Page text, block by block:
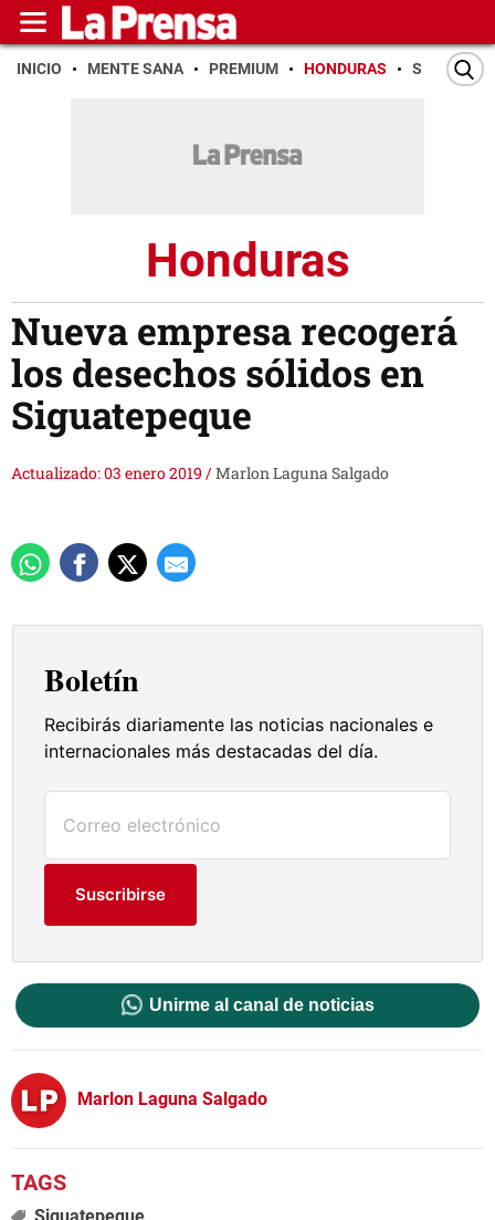
INICIO MENTE SANA PREMIUM HONDURAS SAN PEDRO
Honduras
Nueva empresa recogerá
los desechos sólidos en
Siguatepeque
Actualizado: 03 enero 2019 /Marlon Laguna Salgado
Boletín
Recibirás diariamente las noticias nacionales e
internacionales más destacadas del día.
Suscribirse
Unirme al canal de noticias
Marlon Laguna Salgado